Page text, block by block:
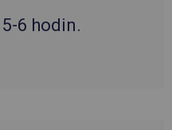
6 hodin.